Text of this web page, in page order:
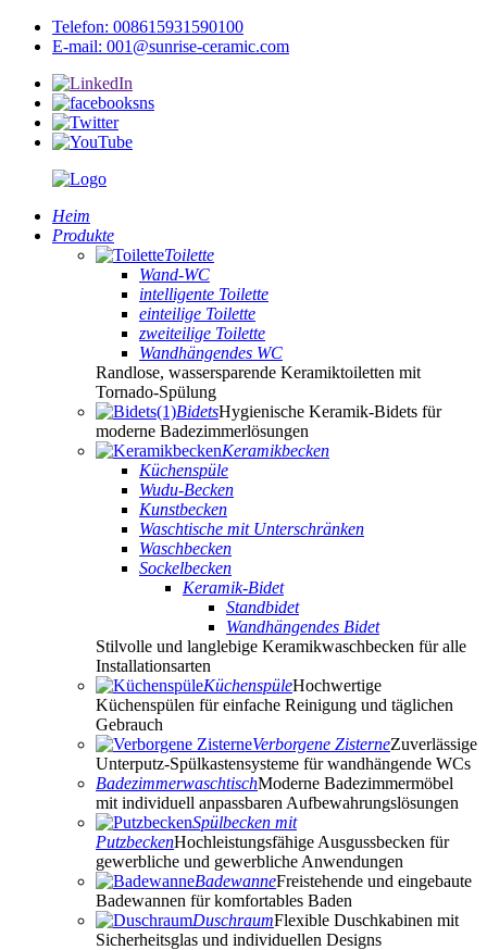
Telefon: 008615931590100
E-mail: 001@sunrise-ceramic.com
Heim
Produkte
Toilette
Wand-WC
intelligente Toilette
einteilige Toilette
zweiteilige Toilette
Wandhängendes WC
Randlose, wassersparende Keramiktoiletten mit
Tornado-Spülung
BidetsHygienische Keramik-Bidets für
moderne Badezimmerlösungen
Keramikbecken
Küchenspüle
Wudu-Becken
Kunstbecken
Waschtische mit Unterschränken
Waschbecken
Sockelbecken
Keramik-Bidet
Standbidet
Wandhängendes Bidet
Stilvolle und langlebige Keramikwaschbecken für alle
Installationsarten
KüchenspüleHochwertige
Küchenspülen für einfache Reinigung und täglichen
Gebrauch
Verborgene ZisterneZuverlässige
Unterputz-Spülkastensysteme für wandhängende WCs
BadezimmerwaschtischModerne Badezimmermöbel
mit individuell anpassbaren Aufbewahrungslösungen
Spülbecken mit
PutzbeckenHochleistungsfähige Ausgussbecken für
gewerbliche und gewerbliche Anwendungen
BadewanneFreistehende und eingebaute
Badewannen für komfortables Baden
DuschraumFlexible Duschkabinen mit
Sicherheitsglas und individuellen Designs